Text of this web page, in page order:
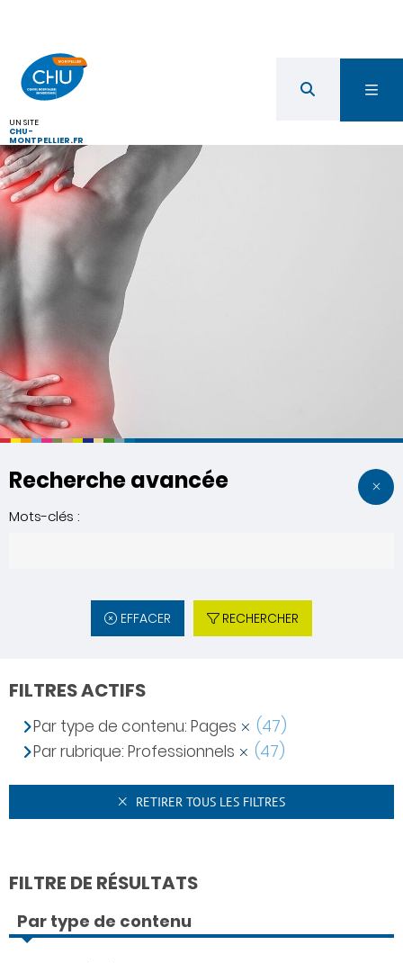
UN SITE
CHU-
MONTPELLIER.FR
Recherche avancée
Mots-clés :
EFFACER RECHERCHER
FILTRES ACTIFS
Par type de contenu: Pages
(47)
Par rubrique: Professionnels
(47)
RETIRER TOUS LES FILTRES
FILTRE DE RÉSULTATS
Par type de contenu